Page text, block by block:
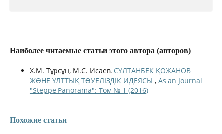
Наиболее читаемые статьи этого автора (авторов)
Х.М. Тұрсұн, М.С. Исаев, СҰЛТАНБЕК ҚОЖАНОВ
ЖƏНЕ ҰЛТТЫҚ ТƏУЕЛІЗДІК ИДЕЯСЫ , Asian Journal
"Steppe Panorama": Том № 1 (2016)
Похожие статьи